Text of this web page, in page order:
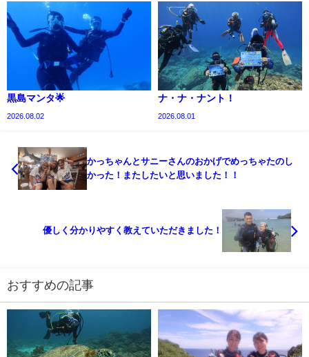
黒島マンタ🌟
2026.08.02
ナ・ナ・ナント！
2026.08.01
かっちゃんとサニーさんのおかげでめっちゃたのし
かった！またしたいと思いました！！
優しく分かりやすく教えていただきました！
おすすめの記事